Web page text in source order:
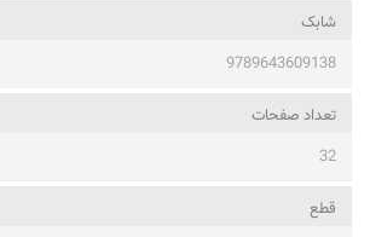
شابک
9789643609138
تعداد صفحات
32
قطع